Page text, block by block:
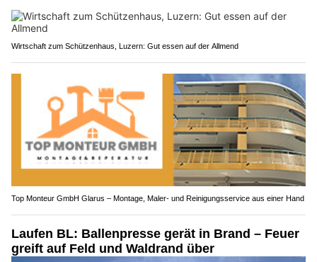
Wirtschaft zum Schützenhaus, Luzern: Gut essen auf der Allmend
Top Monteur GmbH Glarus – Montage, Maler- und Reinigungsservice aus einer Hand
Laufen BL: Ballenpresse gerät in Brand – Feuer
greift auf Feld und Waldrand über